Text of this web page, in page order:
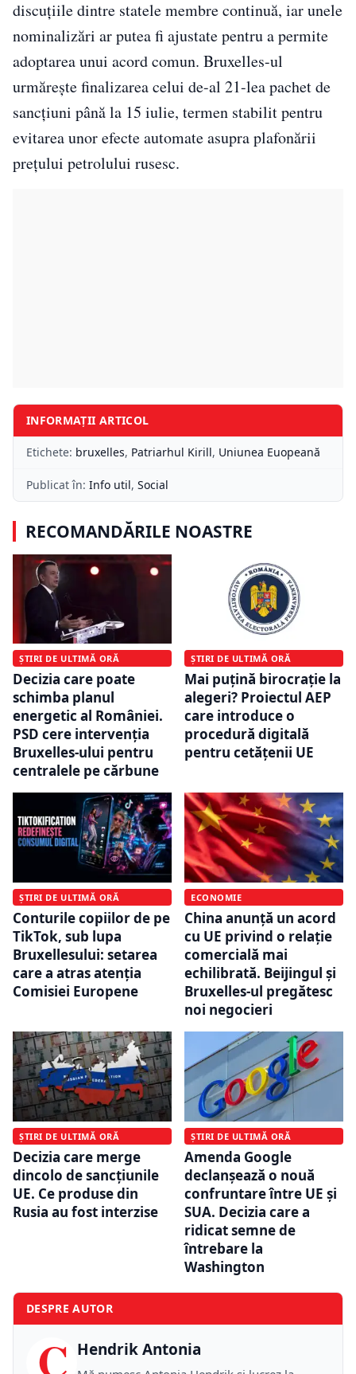
discuțiile dintre statele membre continuă, iar unele
nominalizări ar putea fi ajustate pentru a permite
adoptarea unui acord comun. Bruxelles-ul
urmărește finalizarea celui de-al 21-lea pachet de
sancțiuni până la 15 iulie, termen stabilit pentru
evitarea unor efecte automate asupra plafonării
prețului petrolului rusesc.
INFORMAȚII ARTICOL
Etichete: bruxelles, Patriarhul Kirill, Uniunea Euopeană
Publicat în: Info util, Social
RECOMANDĂRILE NOASTRE
ȘTIRI DE ULTIMĂ ORĂ
Decizia care poate
schimba planul
energetic al României.
PSD cere intervenția
Bruxelles-ului pentru
centralele pe cărbune
ȘTIRI DE ULTIMĂ ORĂ
Mai puțină birocrație la
alegeri? Proiectul AEP
care introduce o
procedură digitală
pentru cetățenii UE
ȘTIRI DE ULTIMĂ ORĂ
Conturile copiilor de pe
TikTok, sub lupa
Bruxellesului: setarea
care a atras atenția
Comisiei Europene
ECONOMIE
China anunță un acord
cu UE privind o relație
comercială mai
echilibrată. Beijingul și
Bruxelles-ul pregătesc
noi negocieri
ȘTIRI DE ULTIMĂ ORĂ
Decizia care merge
dincolo de sancțiunile
UE. Ce produse din
Rusia au fost interzise
ȘTIRI DE ULTIMĂ ORĂ
Amenda Google
declanșează o nouă
confruntare între UE și
SUA. Decizia care a
ridicat semne de
întrebare la
Washington
DESPRE AUTOR
C Hendrik Antonia